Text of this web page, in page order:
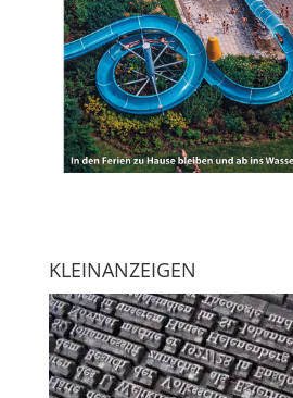
KLEINANZEIGEN